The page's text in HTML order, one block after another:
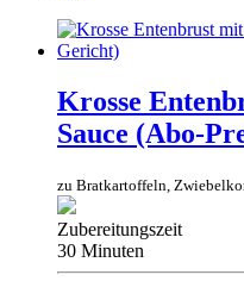
Krosse
Sauce (Abo-
zu Bratkartoffeln,
Zubereitungszeit
30 Minuten